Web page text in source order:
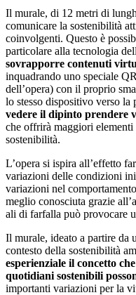
Il murale, di 12 metri di
comunicare la sostenibilità
coinvolgenti. Questo è
particolare alla tecnologia
sovrapporre contenuti
inquadrando uno speciale
dell’opera) con il proprio
lo stesso dispositivo verso la
vedere il dipinto prendere
che offrirà maggiori
sostenibilità.
L’opera si ispira all’effetto
variazioni delle condizioni
variazioni nel
meglio conosciuta grazie
ali di farfalla può provocare
Il murale, ideato a partire da
contesto della sostenibilità
esperienziale il concetto
quotidiani sostenibili
importanti variazioni per la